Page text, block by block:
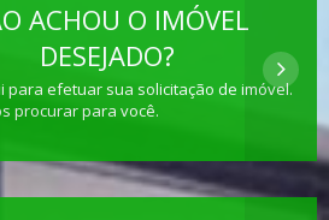
ACHOU O IMÓVEL
DESEJADO?
para efetuar sua solicitação de imóvel.
procurar para você.